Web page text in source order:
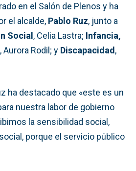
en el Salón de Plenos y ha
el alcalde, Pablo Ruz, junto a
Social, Celia Lastra; Infancia,
, Aurora Rodil; y Discapacidad,
ha destacado que «este es un
nuestra labor de gobierno
la sensibilidad social,
porque el servicio público